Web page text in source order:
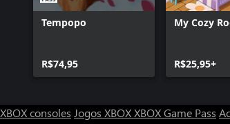
Tempopo
R$74,95
My Cozy
R$25,95+
XBOX consoles Jogos XBOXXBOX Game Pass